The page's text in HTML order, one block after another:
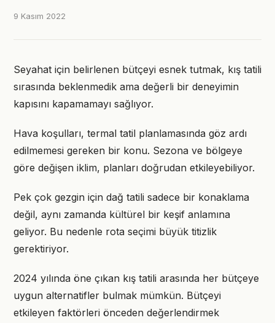
9 Kasım 2022
Seyahat için belirlenen bütçeyi esnek tutmak, kış tatili
sırasında beklenmedik ama değerli bir deneyimin
kapısını kapamamayı sağlıyor.
Hava koşulları, termal tatil planlamasında göz ardı
edilmemesi gereken bir konu. Sezona ve bölgeye
göre değişen iklim, planları doğrudan etkileyebiliyor.
Pek çok gezgin için dağ tatili sadece bir konaklama
değil, aynı zamanda kültürel bir keşif anlamına
geliyor. Bu nedenle rota seçimi büyük titizlik
gerektiriyor.
2024 yılında öne çıkan kış tatili arasında her bütçeye
uygun alternatifler bulmak mümkün. Bütçeyi
etkileyen faktörleri önceden değerlendirmek